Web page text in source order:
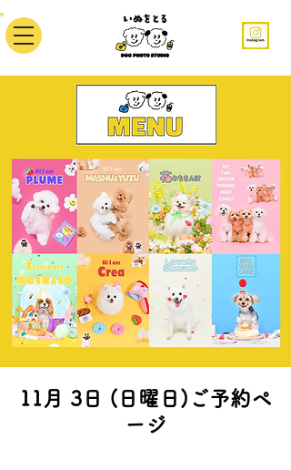
11月 3日 (日曜日)ご予約ペ
ージ